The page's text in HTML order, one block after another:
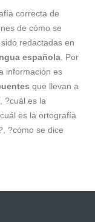
correcta de
de cómo se
redactadas en
española . Por
información es
que llevan a
?cuál es la
es la ortografía
?cómo se dice